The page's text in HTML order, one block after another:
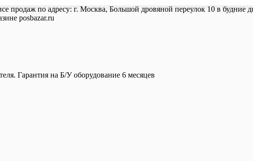
продаж по адресу: г. Москва, Большой дровяной переулок 10 в будние
posbazar.ru
Гарантия на Б/У оборудование 6 месяцев